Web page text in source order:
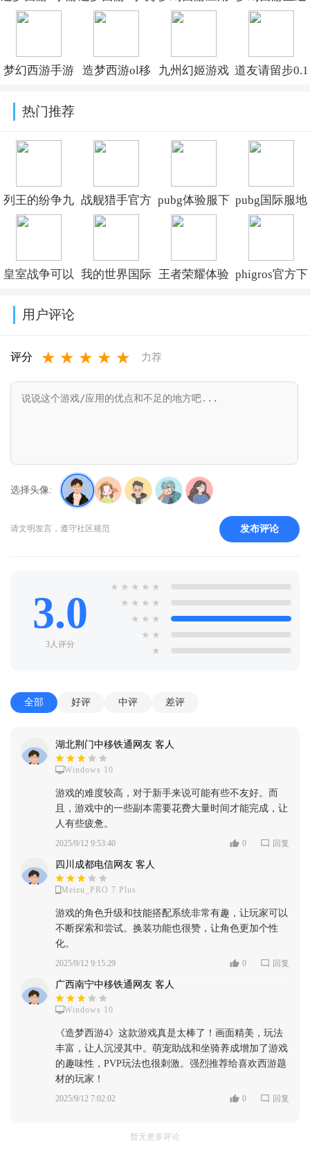
官方版v3.0.1.7 版2026版 宝版安装 版安卓版安装
梦幻西游手游
造梦西游ol移 九州幻姬游戏 道友请留步0.1
热门推荐
列王的纷争九
游最新版本
战舰猎手官方
版下载手机版
pubg体验服下
载安装正版最
pubg国际服地
铁逃生下载最
皇室战争可以
infinity)v14.593.1
我的世界国际
v1.26.23.1
王者荣耀体验
2026v11.40.1.2
phigros官方下
用户评论
评分 ★ ★ ★ ★ ★ 力荐
选择头像:
请文明发言，遵守社区规范 发布评论
3.0
3人评分
★ ★ ★ ★ ★
★ ★ ★ ★
★ ★ ★
★ ★
★
全部 好评 中评 差评
湖北荆门中移铁通网友 客人
Windows 10
游戏的难度较高，对于新手来说可能有些不友好。而
且，游戏中的一些副本需要花费大量时间才能完成，让
人有些疲惫。
2025/9/12 9:53:40 0 回复
四川成都电信网友 客人
Meizu_PRO 7 Plus
游戏的角色升级和技能搭配系统非常有趣，让玩家可以
不断探索和尝试。换装功能也很赞，让角色更加个性
化。
2025/9/12 9:15:29 0 回复
广西南宁中移铁通网友 客人
Windows 10
《造梦西游4》这款游戏真是太棒了！画面精美，玩法
丰富，让人沉浸其中。萌宠助战和坐骑养成增加了游戏
的趣味性，PVP玩法也很刺激。强烈推荐给喜欢西游题
材的玩家！
2025/9/12 7:02:02 0 回复
暂无更多评论